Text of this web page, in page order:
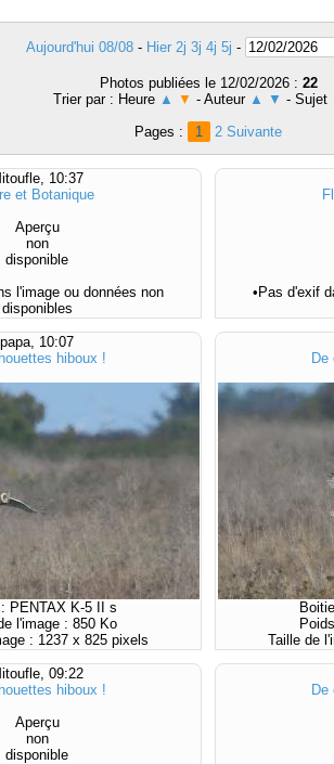
Aujourd'hui 08/08 - Hier 2j 3j 4j 5j -
Photos publiées le 12/02/2026 : 22
Trier par : Heure ▲ ▼ - Auteur ▲ ▼ - Sujet
Pages :
1 2 Suivante
10:37
et Botanique
Aperçu
non
disponible
l'image ou données non
disponibles
•Pas d'exif
papa, 10:07
hiboux !
PENTAX K-5 II s
l'image : 850 Ko
: 1237 x 825 pixels
De
Taille de
09:22
hiboux !
Aperçu
non
disponible
De